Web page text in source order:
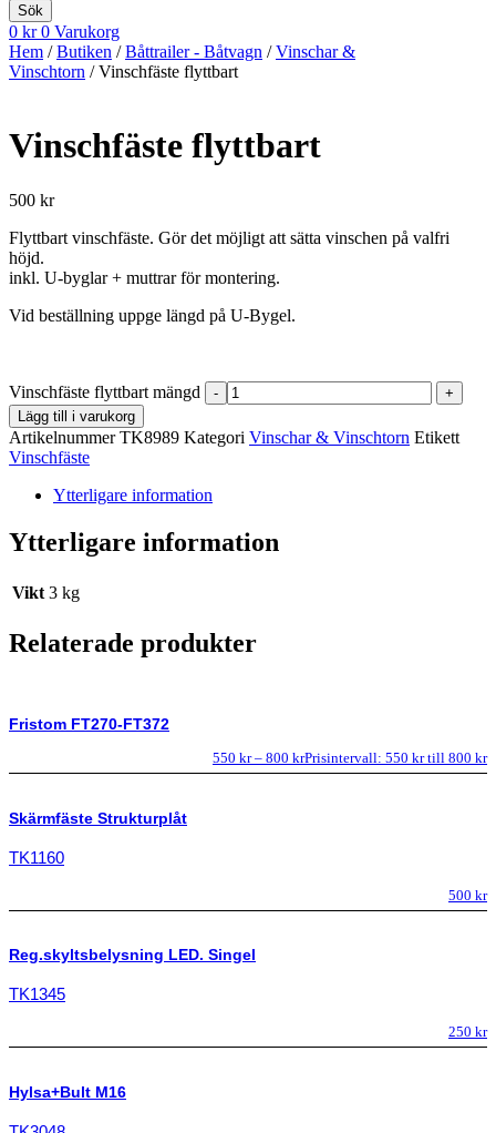
Sök
0 kr 0 Varukorg
Hem /Butiken /Båttrailer - Båtvagn /Vinschar &
Vinschtorn / Vinschfäste flyttbart
Vinschfäste flyttbart
500 kr
Flyttbart vinschfäste. Gör det möjligt att sätta vinschen på valfri
höjd.
inkl. U-byglar + muttrar för montering.
Vid beställning uppge längd på U-Bygel.
Vinschfäste flyttbart mängd -
+
Lägg till i varukorg
ArtikelnummerTK8989 Kategori Vinschar & Vinschtorn Etikett
Vinschfäste
Ytterligare information
Ytterligare information
Vikt 3 kg
Relaterade produkter
Fristom FT270-FT372
550 kr – 800 krPrisintervall: 550 kr till 800 kr
Skärmfäste Strukturplåt
TK1160
500 kr
Reg.skyltsbelysning LED. Singel
TK1345
250 kr
Hylsa+Bult M16